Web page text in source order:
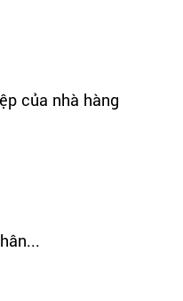
của nhà hàng